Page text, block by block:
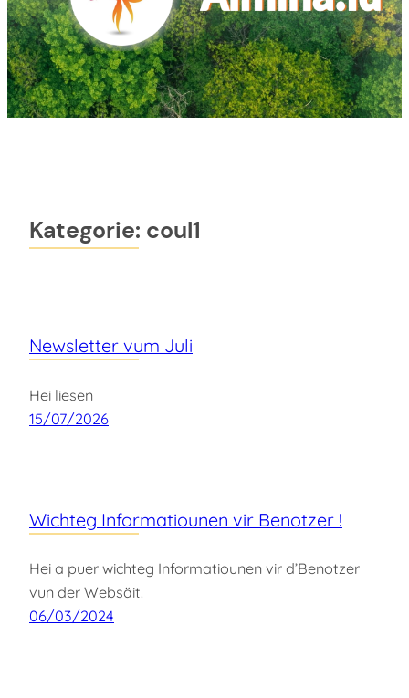
Kategorie: coul1
Newsletter vum Juli
Hei liesen
15/07/2026
Wichteg Informatiounen vir Benotzer !
Hei a puer wichteg Informatiounen vir d’Benotzer
vun der Websäit.
06/03/2024